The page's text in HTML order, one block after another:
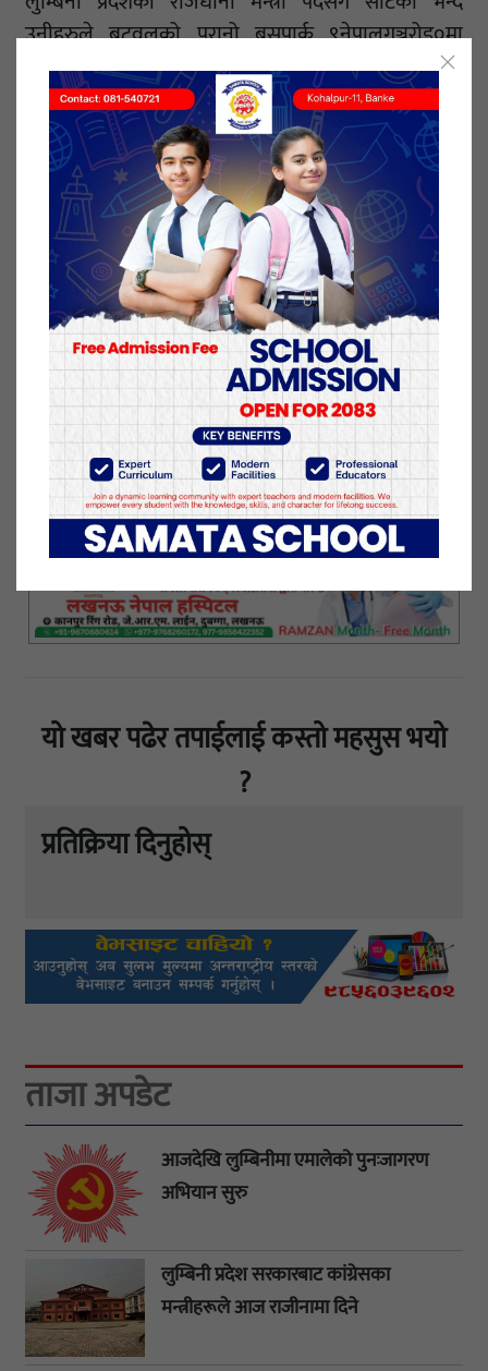
उनीहरुले बुटवलको पुरानो बसपार्क ९नेपालगञ्जरोड०मा
नेकपाका महासतिवसमेत रहेका अर्थमन्त्री पौडेललाई कालो
झण्डा देखाएका हुन् ।
पौडेलविरुद्ध तरुण दल र नेविसंघका कार्यकर्ताले
नाराबाजीसमेत गरेका थिए । विरोध प्रदर्शनपछि नेपाली
कांग्रेस बुटवल उपमहानगरका सभापति खेलराज पाण्डेले
विकास निर्माणका काममा कांग्रेसको समर्थन भए पनि
राजधानी सारेकामा कांग्रेसले विरोध गरेको जनाए ।
यसअघि राजधानी तोक्ने क्रममा पनि कांग्रेस कार्यकर्ताले
विरोध गरेका थिए । मंगलबार रुपन्देही आएका महासचिब
पौडेल रुपन्देहीमा २ दिन विभिन्न कार्यक्रममा सहभागी हुँदैछन्
। कान्तिपुर
१० मंसिर २०७७, बुधबार प्रकाशित
यो खबर पढेर तपाईलाई कस्तो महसुस भयो
?
प्रतिक्रिया दिनुहोस्
ताजा अपडेट
आजदेखि लुम्बिनीमा एमालेको पुनःजागरण
अभियान सुरु
लुम्बिनी प्रदेश सरकारबाट कांग्रेसका
मन्त्रीहरूले आज राजीनामा दिने